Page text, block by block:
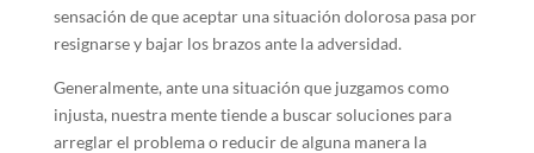
sensación de que aceptar una situación dolorosa pasa por
resignarse y bajar los brazos ante la adversidad.
Generalmente, ante una situación que juzgamos como
injusta, nuestra mente tiende a buscar soluciones para
arreglar el problema o reducir de alguna manera la